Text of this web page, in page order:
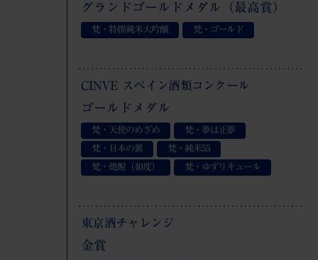
グランドゴールドメダル（最高賞）
梵・特撰純米大吟醸 梵・ゴールド
CINVE スペイン酒類コンクール
ゴールドメダル
梵・天使のめざめ
梵・夢は正夢
梵・日本の翼
梵・純米55
梵・焼酎（40度）
梵・ゆずリキュール
東京酒チャレンジ
金賞